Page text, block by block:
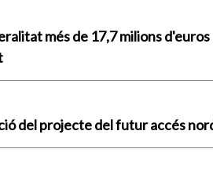
més de 17,7 milions
del projecte del futur accés